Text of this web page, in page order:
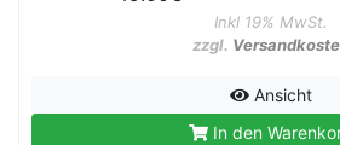
Inkl 19% MwSt.
zzgl.
Ansicht
In den